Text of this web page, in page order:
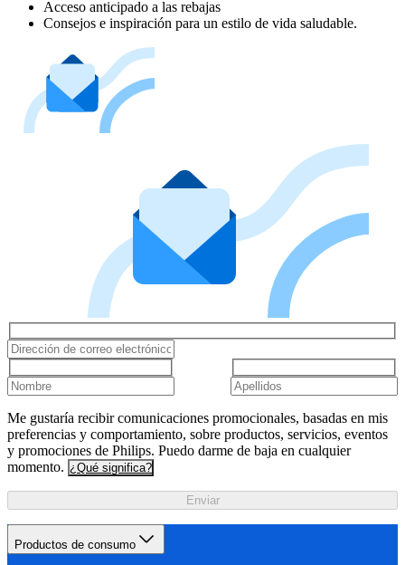
Acceso anticipado a las rebajas
Consejos e inspiración para un estilo de vida saludable.
Me gustaría recibir comunicaciones promocionales, basadas en mis
preferencias y comportamiento, sobre productos, servicios, eventos
y promociones de Philips. Puedo darme de baja en cualquier
momento. ¿Qué significa?
Enviar
Productos de consumo